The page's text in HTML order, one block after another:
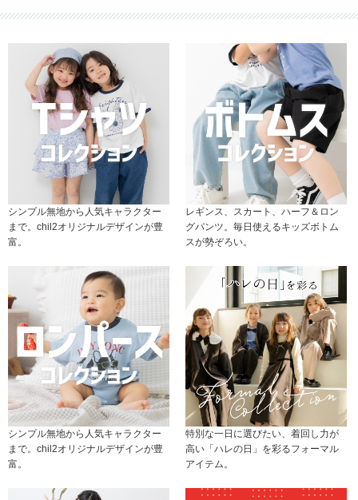
シンプル無地から人気キャラクター
まで。chil2オリジナルデザインが豊
富。
レギンス、スカート、ハーフ＆ロン
グパンツ。毎日使えるキッズボトム
スが勢ぞろい。
シンプル無地から人気キャラクター
まで。chil2オリジナルデザインが豊
富。
特別な一日に選びたい、着回し力が
高い「ハレの日」を彩るフォーマル
アイテム。